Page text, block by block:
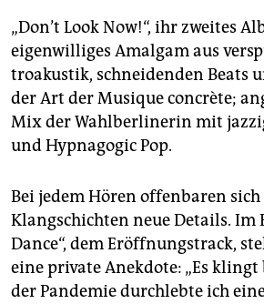
„Don’t Look Now!“, ihr zweites
eigenwilliges Amalgam aus
troakustik, schneidenden Beats
der Art der Musique concrète;
Mix der Wahlberlinerin mit
und Hypnagogic Pop.
Bei jedem Hören offenbaren sich
Klangschichten neue Details. Im
Dance“, dem Eröffnungstrack,
eine private Anekdote: „Es
der Pandemie durchlebte ich